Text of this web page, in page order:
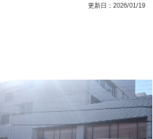
更新日：2026/01/19